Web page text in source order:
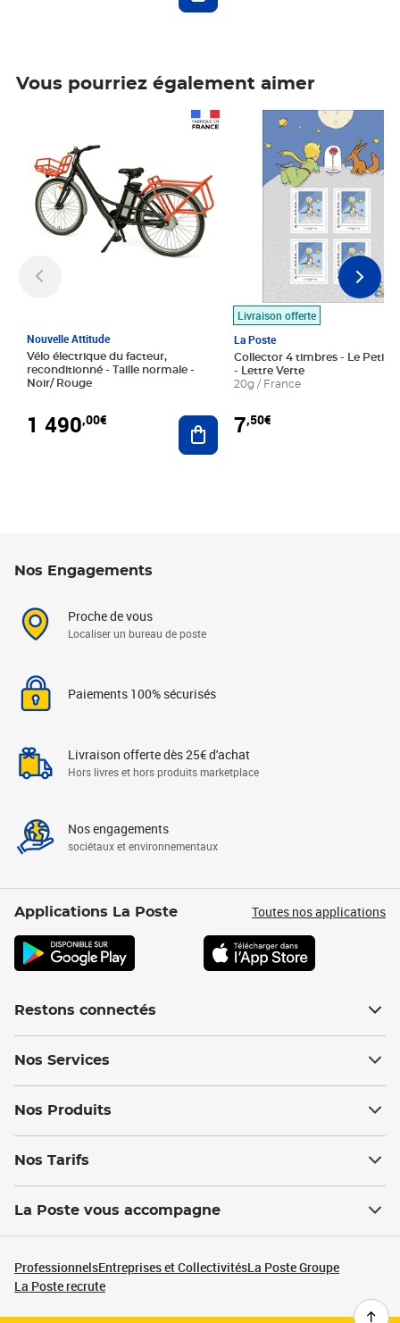
Vous pourriez également aimer
Nouvelle Attitude
Vélo électrique du facteur,
reconditionné - Taille normale -
Noir/ Rouge
1 490,00€ Ajouter au panier
Livraison offerte
La Poste
Collector 4 timbres - Le Petit
- Lettre Verte
20g / France
7,50€
Prix 7,50€
Nos Engagements
Proche de vous
Localiser un bureau de poste
Paiements 100% sécurisés
Livraison offerte dès 25€ d'achat
Hors livres et hors produits marketplace
Nos engagements
sociétaux et environnementaux
Applications La Poste Toutes nos applications
Restons connectés
Nos Services
Nos Produits
Nos Tarifs
La Poste vous accompagne
ProfessionnelsEntreprises et CollectivitésLa Poste Groupe
La Poste recrute